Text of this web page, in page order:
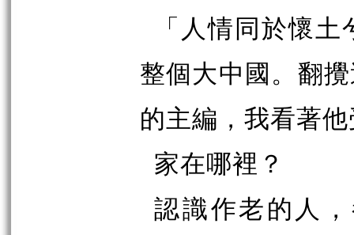
「人情同於懷
整個大中國。翻
的主編，我看著
家在哪裡？
認識作老的人